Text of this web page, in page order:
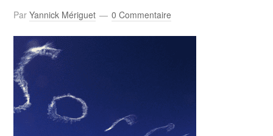
ParYannick Mériguet 0 Commentaire